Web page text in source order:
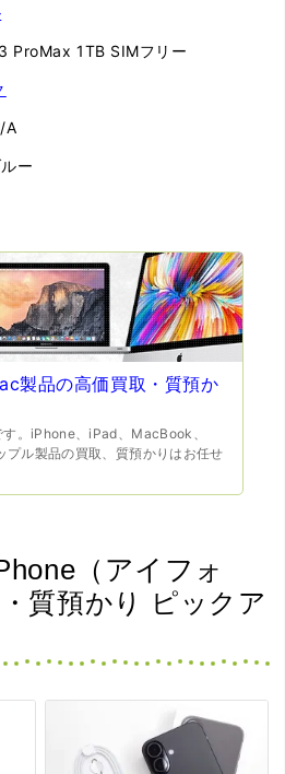
ProMax 1TB SIMフリー
A
ー
製品の高価買取・質預か
。iPhone、iPad、MacBook、
ル製品の買取、質預かりはお任せ
（アイフォ
質預かり ピックア